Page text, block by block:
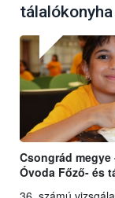
Csongrád
Óvoda Főző- és